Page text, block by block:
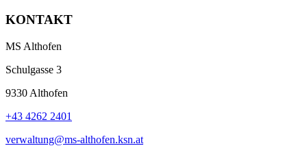
KONTAKT
MS Althofen
Schulgasse 3
9330 Althofen
+43 4262 2401
verwaltung@ms-althofen.ksn.at